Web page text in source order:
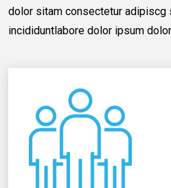
dolor sitam consectetur adipiscg
incididuntlabore dolor ipsum